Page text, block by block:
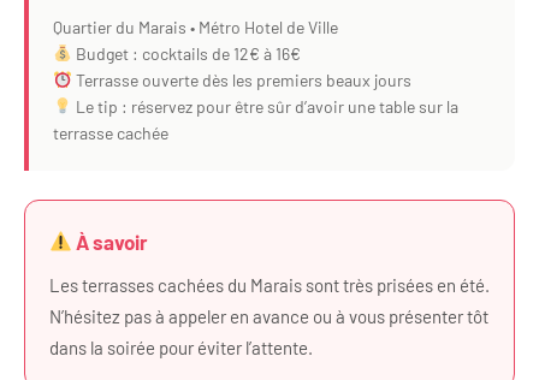
Quartier du Marais • Métro Hotel de Ville
Budget : cocktails de 12€ à 16€
Terrasse ouverte dès les premiers beaux jours
Le tip : réservez pour être sûr d’avoir une table sur la
terrasse cachée
À savoir
Les terrasses cachées du Marais sont très prisées en été.
N’hésitez pas à appeler en avance ou à vous présenter tôt
dans la soirée pour éviter l’attente.